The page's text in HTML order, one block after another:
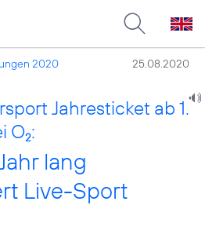
2020 25.08.2020
Jahresticket ab 1.
O2:
lang
Live-Sport